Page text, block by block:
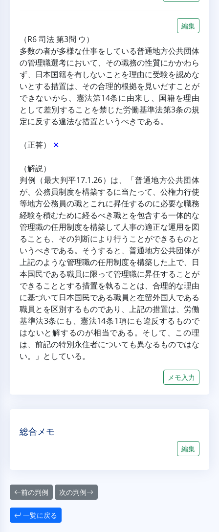
編集
（R6 司法 第3問 ウ）
多数の者が多様な仕事をしている普通地方公共団体
の管理職選考において、その職務の性質にかかわら
ず、日本国籍を有しないことを理由に受験を認めな
いとする措置は、その合理的根拠を見いだすことが
できないから、憲法第14条に由来し、国籍を理由
として差別することを禁じた労働基準法第3条の規
定に反する違法な措置というべきである。
（正答） ✕
（解説）
判例（最大判平17.1.26）は、「普通地方公共団体
が、公務員制度を構築するに当たって、公権力行使
等地方公務員の職とこれに昇任するのに必要な職務
経験を積むために経るべき職とを包含する一体的な
管理職の任用制度を構築して人事の適正な運用を図
ることも、その判断により行うことができるものと
いうべきである。そうすると、普通地方公共団体が
上記のような管理職の任用制度を構築した上で、日
本国民である職員に限って管理職に昇任することが
できることとする措置を執ることは、合理的な理由
に基づいて日本国民である職員と在留外国人である
職員とを区別するものであり、上記の措置は、労働
基準法3条にも、憲法14条1項にも違反するもので
はないと解するのが相当である。そして、この理
は、前記の特別永住者についても異なるものではな
い。」としている。
メモ入力
総合メモ
編集
前の判例 次の判例
一覧に戻る